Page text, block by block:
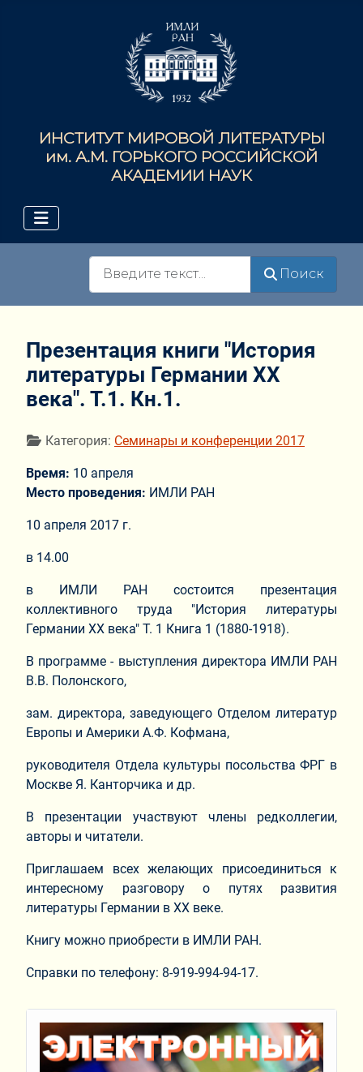
ИНСТИТУТ МИРОВОЙ ЛИТЕРАТУРЫ
им. А.М. ГОРЬКОГО РОССИЙСКОЙ
АКАДЕМИИ НАУК
Поиск
Презентация книги "История
литературы Германии ХХ
века". Т.1. Кн.1.
Информация о материале
Категория: Семинары и конференции 2017
Время: 10 апреля
Место проведения: ИМЛИ РАН
10 апреля 2017 г.
в 14.00
в ИМЛИ РАН состоится презентация
коллективного труда "История литературы
Германии ХХ века" Т. 1 Книга 1 (1880-1918).
В программе - выступления директора ИМЛИ РАН
В.В. Полонского,
зам. директора, заведующего Отделом литератур
Европы и Америки А.Ф. Кофмана,
руководителя Отдела культуры посольства ФРГ в
Москве Я. Канторчика и др.
В презентации участвуют члены редколлегии,
авторы и читатели.
Приглашаем всех желающих присоединиться к
интересному разговору о путях развития
литературы Германии в ХХ веке.
Книгу можно приобрести в ИМЛИ РАН.
Справки по телефону: 8-919-994-94-17.